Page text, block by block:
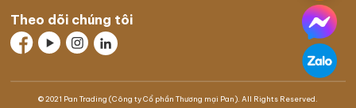
Theo dõi chúng tôi
© 2021 Pan Trading (Công ty Cổ phần Thương mại Pan). All Rights Reserved.